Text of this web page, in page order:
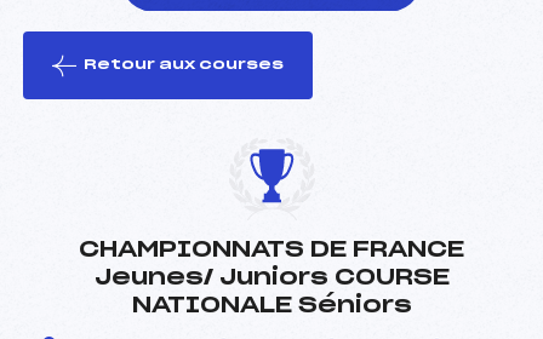
le ski
Retour aux courses
CHAMPIONNATS DE FRANCE
Jeunes/ Juniors COURSE
NATIONALE Séniors